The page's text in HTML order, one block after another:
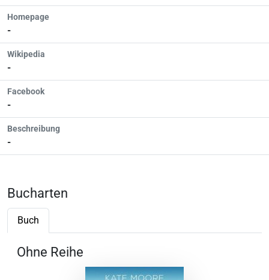
Homepage
-
Wikipedia
-
Facebook
-
Beschreibung
-
Bucharten
Buch
Ohne Reihe